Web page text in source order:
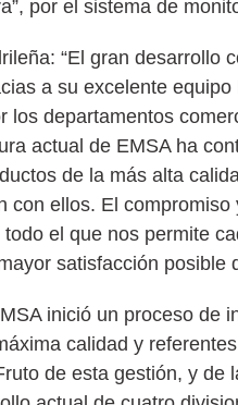
por el sistema de
“El gran desarrollo
a su excelente
departamentos
actual de EMSA ha
de la más alta
ellos. El
el que nos permite
satisfacción posible
inició un proceso de
calidad y
de esta gestión, y